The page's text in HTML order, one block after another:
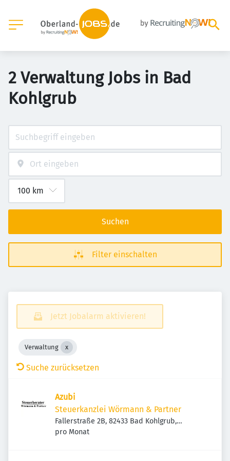
2 Verwaltung Jobs in Bad
Kohlgrub
Suchen
Filter einschalten
Jetzt Jobalarm aktivieren!
Verwaltung
Suche zurücksetzen
Azubi
Steuerkanzlei Wörmann & Partner
Fallerstraße 2B, 82433 Bad Kohlgrub,
Deutschland
pro Monat